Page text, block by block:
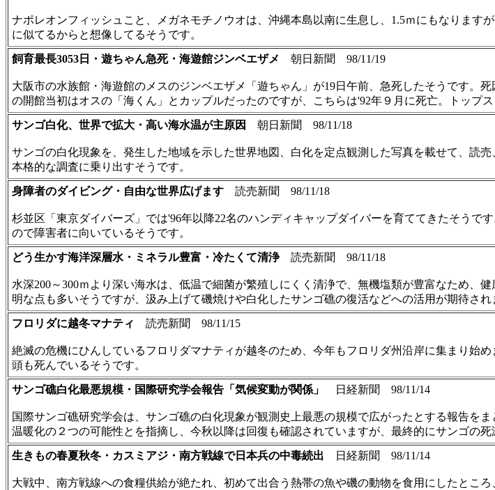
ナポレオンフィッシュこと、メガネモチノウオは、沖縄本島以南に生息し、1.5ｍにもなりま
に似てるからと想像してるそうです。
飼育最長3053日・遊ちゃん急死・海遊館ジンベエザメ 朝日新聞 98/11/19
大阪市の水族館・海遊館のメスのジンベエザメ「遊ちゃん」が19日午前、急死したそうです。
の開館当初はオスの「海くん」とカップルだったのですが、こちらは'92年９月に死亡。トップ
サンゴ白化、世界で拡大・高い海水温が主原因 朝日新聞 98/11/18
サンゴの白化現象を、発生した地域を示した世界地図、白化を定点観測した写真を載せて、読
本格的な調査に乗り出すそうです。
身障者のダイビング・自由な世界広げます 読売新聞 98/11/18
杉並区「東京ダイバーズ」では'96年以降22名のハンディキャップダイバーを育ててきたそう
ので障害者に向いているそうです。
どう生かす海洋深層水・ミネラル豊富・冷たくて清浄読売新聞 98/11/18
水深200～300ｍより深い海水は、低温で細菌が繁殖しにくく清浄で、無機塩類が豊富なため、
明な点も多いそうですが、汲み上げて磯焼けや白化したサンゴ礁の復活などへの活用が期待され
フロリダに越冬マナティ 読売新聞 98/11/15
絶滅の危機にひんしているフロリダマナティが越冬のため、今年もフロリダ州沿岸に集まり始
頭も死んでいるそうです。
サンゴ礁白化最悪規模・国際研究学会報告「気候変動が関係」 日経新聞 98/11/14
国際サンゴ礁研究学会は、サンゴ礁の白化現象が観測史上最悪の規模で広がったとする報告を
温暖化の２つの可能性とを指摘し、今秋以降は回復も確認されていますが、最終的にサンゴの
生きもの春夏秋冬・カスミアジ・南方戦線で日本兵の中毒続出 日経新聞 98/11/14
大戦中、南方戦線への食糧供給が絶たれ、初めて出合う熱帯の魚や磯の動物を食用にしたとこ